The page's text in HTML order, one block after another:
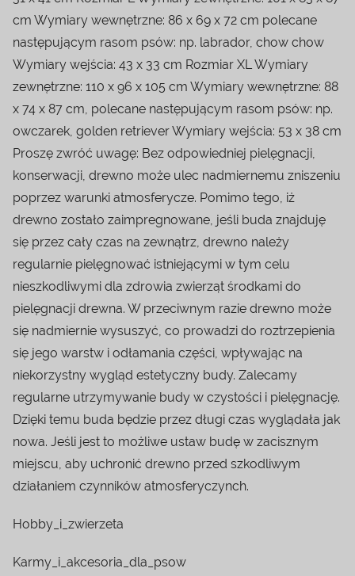
cm Wymiary wewnętrzne: 86 x 69 x 72 cm polecane
następującym rasom psów: np. labrador, chow chow
Wymiary wejścia: 43 x 33 cm Rozmiar XL Wymiary
zewnętrzne: 110 x 96 x 105 cm Wymiary wewnętrzne: 88
x 74 x 87 cm, polecane następującym rasom psów: np.
owczarek, golden retriever Wymiary wejścia: 53 x 38 cm
Proszę zwróć uwagę: Bez odpowiedniej pielęgnacji,
konserwacji, drewno może ulec nadmiernemu zniszeniu
poprzez warunki atmosferycze. Pomimo tego, iż
drewno zostało zaimpregnowane, jeśli buda znajduję
się przez cały czas na zewnątrz, drewno należy
regularnie pielęgnować istniejącymi w tym celu
nieszkodliwymi dla zdrowia zwierząt środkami do
pielęgnacji drewna. W przeciwnym razie drewno może
się nadmiernie wysuszyć, co prowadzi do roztrzepienia
się jego warstw i odłamania części, wpływając na
niekorzystny wygląd estetyczny budy. Zalecamy
regularne utrzymywanie budy w czystości i pielęgnację.
Dzięki temu buda będzie przez długi czas wyglądała jak
nowa. Jeśli jest to możliwe ustaw budę w zacisznym
miejscu, aby uchronić drewno przed szkodliwym
działaniem czynników atmosferyczynch.
Hobby_i_zwierzeta
Karmy_i_akcesoria_dla_psow